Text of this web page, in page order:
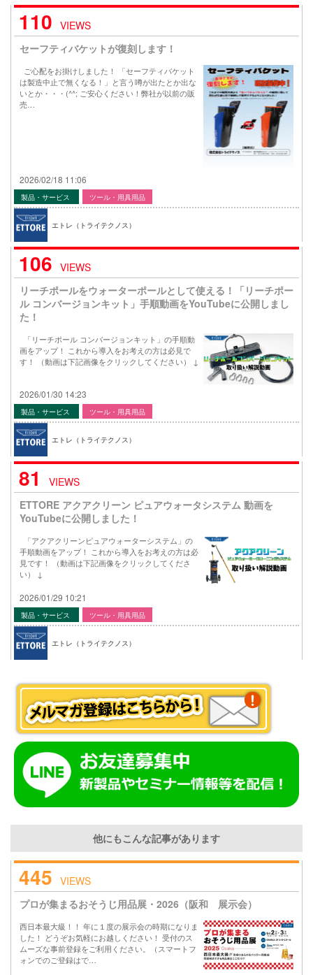
110 VIEWS
セーフティバケットが復刻します！
ご心配をお掛けしました！ 「セーフティバケット
は製造中止で無くなる！」と言う噂が出たとか出な
いとか・・・(^^; ご安心ください！弊社が以前の販
売…
2026/02/18 11:06
製品・サービス ツール・用具用品
エトレ（トライテクノス）
106 VIEWS
リーチポールをウォーターポールとして使える！「リーチポー
ル コンバージョンキット」手順動画をYouTubeに公開しまし
た！
「リーチポール コンバージョンキット」の手順動
画をアップ！ これから導入をお考えの方は必見で
す！ （動画は下記画像をクリックしてください） ↓
2026/01/30 14:23
製品・サービス ツール・用具用品
エトレ（トライテクノス）
81
VIEWS
ETTORE アクアクリーン ピュアウォータシステム 動画を
YouTubeに公開しました！
「アクアクリーンピュアウォーターシステム」の
手順動画をアップ！ これから導入をお考えの方は必
見です！ （動画は下記画像をクリックしてくださ
い） ↓
2026/01/29 10:21
製品・サービス ツール・用具用品
エトレ（トライテクノス）
他にもこんな記事があります
445 VIEWS
プロが集まるおそうじ用品展・2026（阪和 展示会）
西日本最大級！！ 年に１度の展示会の時期になりま
した！ どうぞお気軽にお越しください！ 受付のス
ムーズな事前登録をご利用ください。（スマートフ
ォンでのご登録はで…